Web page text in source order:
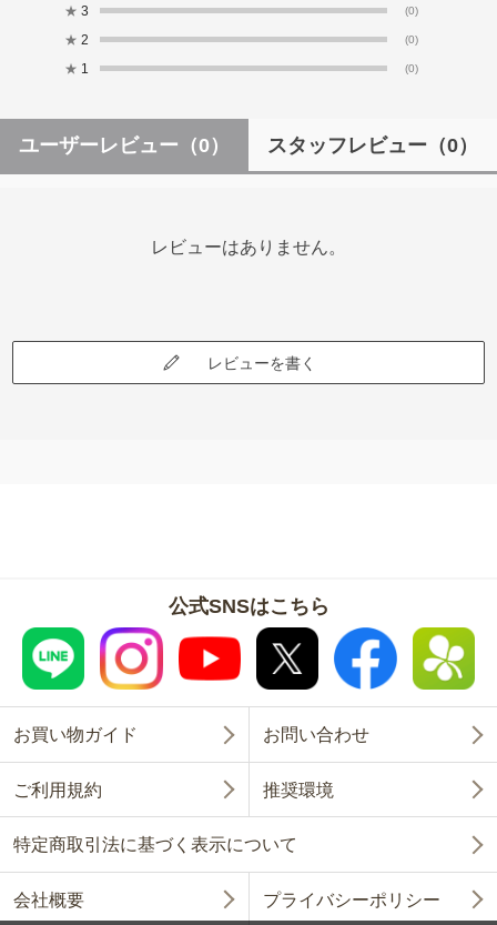
★ 3 (0)
★ 2 (0)
★ 1 (0)
ユーザーレビュー （0） スタッフレビュー （0）
レビューはありません。
レビューを書く
公式SNSはこちら
お買い物ガイド お問い合わせ
ご利用規約 推奨環境
特定商取引法に基づく表示について
会社概要 プライバシーポリシー